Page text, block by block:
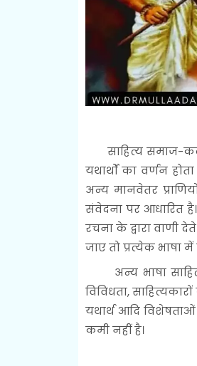
साहित्य समाज-
यथार्थों का वर्णन
अन्य मानवेतर
संवेदना पर आधारित
रचना के द्वारा वाणी
जाए तो प्रत्येक भाषा
अन्य भाषा
विविधता,
यथार्थ आदि
कमी नहीं है।